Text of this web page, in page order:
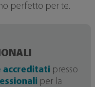
perfetto per te.
accreditati presso
per la